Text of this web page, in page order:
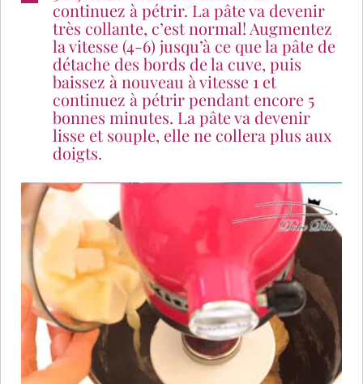
continuez à pétrir. La pâte va devenir
très collante, c’est normal! Augmentez
la vitesse (4-6) jusqu’à ce que la pâte de
détache des bords de la cuve, puis
baissez à nouveau à vitesse 1 et
continuez à pétrir pendant encore 5
bonnes minutes. La pâte va devenir
lisse et souple, elle ne collera plus aux
doigts.